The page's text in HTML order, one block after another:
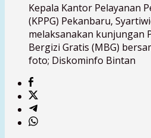
Kepala Kantor Pelayanan
(KPPG) Pekanbaru,
melaksanakan kunjungan
Bergizi Gratis (MBG)
foto; Diskominfo Bintan